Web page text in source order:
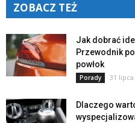
ZOBACZ TEŻ
Jak dobrać
Przewodnik
powłok
Porady 31 lipca
Dlaczego